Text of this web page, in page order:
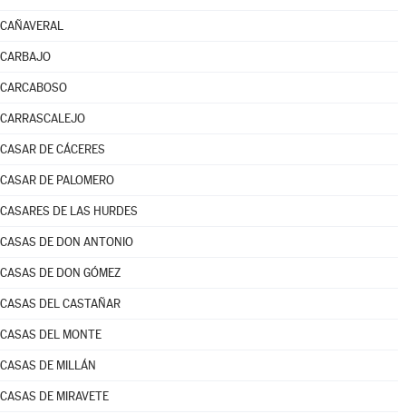
CAÑAVERAL
CARBAJO
CARCABOSO
CARRASCALEJO
CASAR DE CÁCERES
CASAR DE PALOMERO
CASARES DE LAS HURDES
CASAS DE DON ANTONIO
CASAS DE DON GÓMEZ
CASAS DEL CASTAÑAR
CASAS DEL MONTE
CASAS DE MILLÁN
CASAS DE MIRAVETE